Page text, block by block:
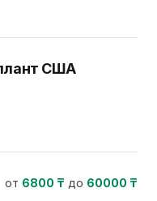
США
от 6800 ₸ до 60000 ₸